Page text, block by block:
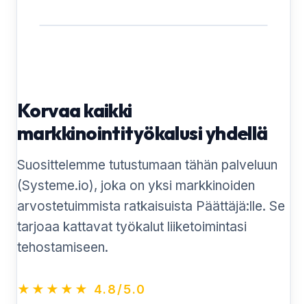
Korvaa kaikki
markkinointityökalusi yhdellä
Suosittelemme tutustumaan tähän palveluun
(Systeme.io), joka on yksi markkinoiden
arvostetuimmista ratkaisuista Päättäjä:lle. Se
tarjoaa kattavat työkalut liiketoimintasi
tehostamiseen.
★★★★★ 4.8/5.0